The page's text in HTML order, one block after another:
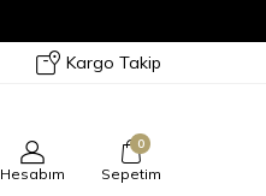
Kargo Takip
Hesabım
0
Sepetim